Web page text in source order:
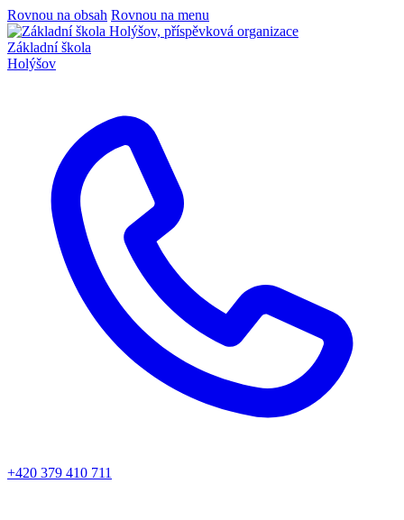
Rovnou na obsah Rovnou na menu
Základní škola
Holýšov
+420 379 410 711